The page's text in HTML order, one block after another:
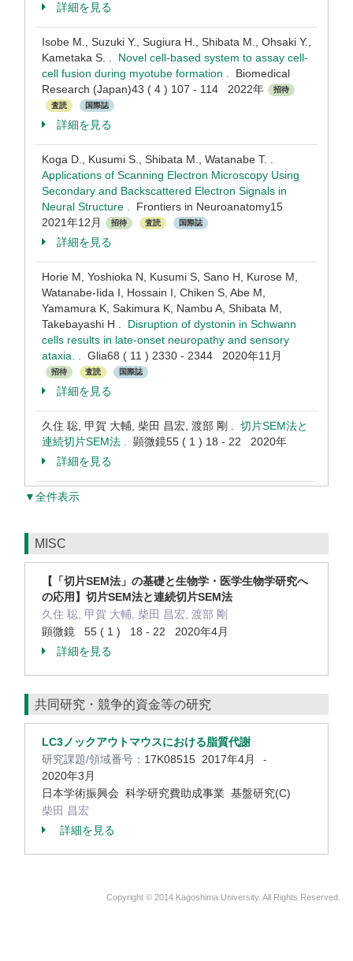
詳細を見る
Isobe M., Suzuki Y., Sugiura H., Shibata M., Ohsaki Y.,
Kametaka S. . Novel cell-based system to assay cell-
cell fusion during myotube formation . Biomedical
Research (Japan)43 ( 4 ) 107 - 114 2022年
招待
査読
国際誌
詳細を見る
Koga D., Kusumi S., Shibata M., Watanabe T. .
Applications of Scanning Electron Microscopy Using
Secondary and Backscattered Electron Signals in
Neural Structure . Frontiers in Neuroanatomy15
2021年12月
招待 査読 国際誌
詳細を見る
Horie M, Yoshioka N, Kusumi S, Sano H, Kurose M,
Watanabe-Iida I, Hossain I, Chiken S, Abe M,
Yamamura K, Sakimura K, Nambu A, Shibata M,
Takebayashi H . Disruption of dystonin in Schwann
cells results in late-onset neuropathy and sensory
ataxia. . Glia68 ( 11 ) 2330 - 2344 2020年11月
招待 査読 国際誌
詳細を見る
久住 聡, 甲賀 大輔, 柴田 昌宏, 渡部 剛 . 切片SEM法と
連続切片SEM法 . 顕微鏡55 ( 1 ) 18 - 22 2020年
詳細を見る
▼全件表示
MISC
【「切片SEM法」の基礎と生物学・医学生物学研究へ
の応用】切片SEM法と連続切片SEM法
久住 聡, 甲賀 大輔, 柴田 昌宏, 渡部 剛
顕微鏡 55 ( 1 ) 18 - 22 2020年4月
詳細を見る
共同研究・競争的資金等の研究
LC3ノックアウトマウスにおける脂質代謝
研究課題/領域番号： 17K08515 2017年4月 -
2020年3月
日本学術振興会 科学研究費助成事業 基盤研究(C)
柴田 昌宏
詳細を見る
Copyright © 2014 Kagoshima University. All Rights Reserved.